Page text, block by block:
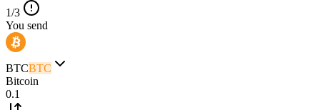
1/3
You send
BTCBTC
Bitcoin
0.1